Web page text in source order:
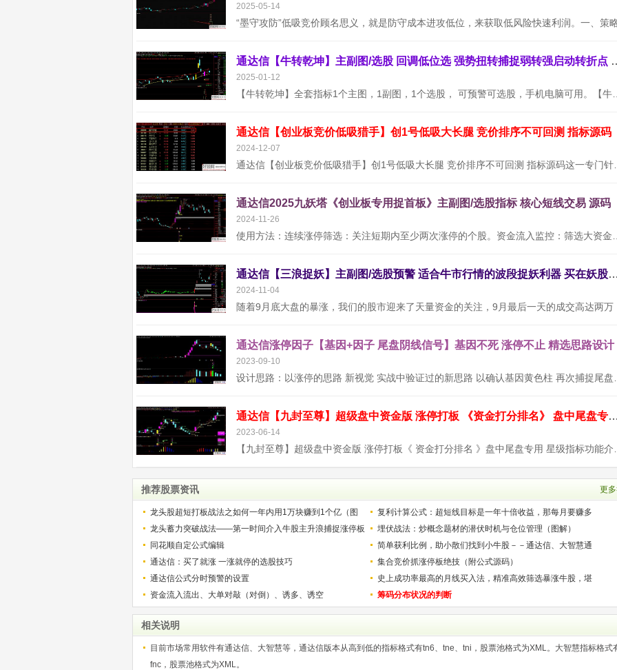
2025-05-14
通达信【牛转乾坤】主副图/选
2025-01-12
通达信【创业板竞价低吸猎手】创1号低吸大长腿 竞价排序不可回测 指标源码
2024-12-07
通达信2025九妖塔《创业板专用捉首板》主副图/选股指标 核心短线交易 源码
2024-11-26
通达信【三浪捉妖】主副图/选股预警 适合牛市行情的波段捉妖利器 买在妖股启动点
2024-11-04
通达信涨停因子【基因+因子 尾盘阴线信号】基因不死 涨停不止 精选思路设计
2023-09-10
通达信【九封至尊】超级盘中资金版 涨停打板 《资金打分排名》 盘中尾盘专用 星级指标
2023-06-14
推荐股票资讯 更
龙头股超短打板战法之如何一年内用1万块赚到1个亿（图
解）
复利计算公式：超短线目标是一年十倍收益，那每月要赚多
少？
龙头蓄力突破战法——第一时间介入牛股主升浪捕捉涨停板
的技巧（图解）
埋伏战法：炒概念题材的潜伏时机与仓位管理（图解）
同花顺自定公式编辑
简单获利比例，助小散们找到小牛股－－通达信、大智慧通
用
通达信：买了就涨 一涨就停的选股技巧
集合竞价抓涨停板绝技（附公式源码）
通达信公式分时预警的设置
史上成功率最高的月线买入法，精准高效筛选暴涨牛股，堪
称选股法宝！
资金流入流出、大单对敲（对倒）、诱多、诱空 筹码分布状况的判断
相关说明
目前市场常用软件有通达信、大智慧等，通达信版本从高到低的指标格式有tn6、tne、tni，股票池格式为XML。大智慧指标格式
fnc，股票池格式为XML。